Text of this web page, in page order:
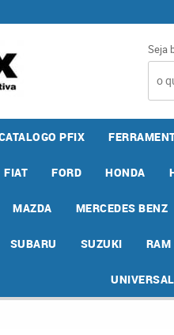
Seja
PFIX
FIAT FORD HONDA
MAZDA MERCEDES BENZ
SUBARU SUZUKI RAM